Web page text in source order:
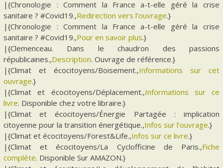
|{Chronologie : Comment la France a-t-elle géré la crise
sanitaire ? #Covid19.,Redirection vers l’ouvrage.}
|{Chronologie : Comment la France a-t-elle géré la crise
sanitaire ? #Covid19.,Pour en savoir plus.}
|{Clemenceau. Dans le chaudron des passions
républicaines.,Description. Ouvrage de référence.}
|{Climat et écocitoyens/Boisement.,Informations sur cet
ouvrage.}
|{Climat et écocitoyens/Déplacement.,Informations sur ce
livre. Disponible chez votre libraire.}
|{Climat et écocitoyens/Énergie Partagée : implication
citoyenne pour la transition énergétique.,Infos sur l’ouvrage.}
|{Climat et écocitoyens/Forest&Life.,Infos sur ce livre.}
|{Climat et écocitoyens/La Cyclofficine de Paris.,Fiche
complète. Disponible Sur AMAZON.}